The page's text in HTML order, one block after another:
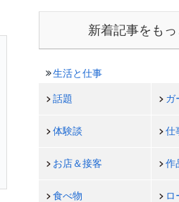
新着記事をも
生活と仕事
話題 ガ
体験談 仕
お店＆接客 作
食べ物 ロ